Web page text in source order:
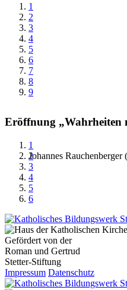
1
2
3
4
5
6
7
8
9
Eröffnung „Wahrheiten
Johannes Rauchenberger
1
2
3
4
5
6
Gefördert von der
Roman und Gertrud
Stetter-Stiftung
Impressum Datenschutz